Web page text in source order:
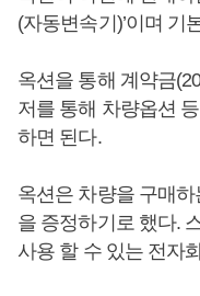
(자동변속기)’이며 기
옥션을 통해 계약금
저를 통해 차량옵션
하면 된다.
옥션은 차량을 구매
을 증정하기로 했다.
사용 할 수 있는 전자